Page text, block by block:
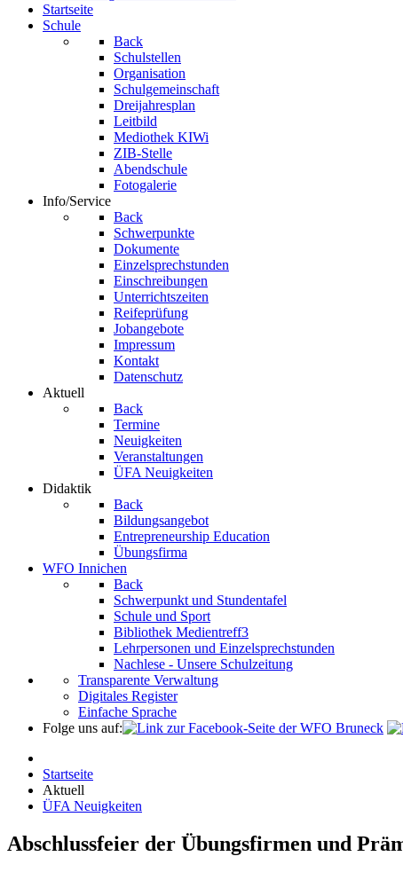
Startseite
Schule
Back
Schulstellen
Organisation
Schulgemeinschaft
Dreijahresplan
Leitbild
Mediothek KIWi
ZIB-Stelle
Abendschule
Fotogalerie
Info/Service
Back
Schwerpunkte
Dokumente
Einzelsprechstunden
Einschreibungen
Unterrichtszeiten
Reifeprüfung
Jobangebote
Impressum
Kontakt
Datenschutz
Aktuell
Back
Termine
Neuigkeiten
Veranstaltungen
ÜFA Neuigkeiten
Didaktik
Back
Bildungsangebot
Entrepreneurship Education
Übungsfirma
WFO Innichen
Back
Schwerpunkt und Stundentafel
Schule und Sport
Bibliothek Medientreff3
Lehrpersonen und Einzelsprechstunden
Nachlese - Unsere Schulzeitung
Transparente Verwaltung
Digitales Register
Einfache Sprache
Folge uns auf:
Startseite
Aktuell
ÜFA Neuigkeiten
Abschlussfeier der Übungsfirmen und